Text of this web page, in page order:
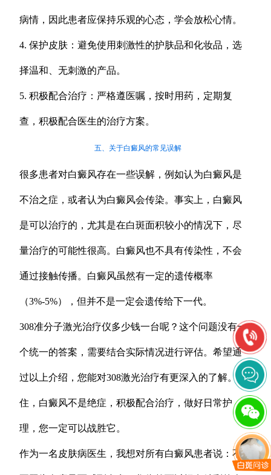
病情，因此患者应保持乐观的心态，学会放松心情。
4. 保护皮肤：避免使用刺激性的护肤品和化妆品，选
择温和、无刺激的产品。
5. 积极配合治疗：严格遵医嘱，按时用药，定期复
查，积极配合医生的治疗方案。
五、关于白癜风的常见误解
很多患者对白癜风存在一些误解，例如认为白癜风是
不治之症，或者认为白癜风会传染。事实上，白癜风
是可以治疗的，尤其是在白斑面积较小的情况下，尽
量治疗的可能性很高。白癜风也不具有传染性，不会
通过接触传播。白癜风虽然有一定的遗传概率
（3%-5%），但并不是一定会遗传给下一代。
308准分子激光治疗仪多少钱一台呢？这个问题没有一
个统一的答案，需要结合实际情况进行评估。希望通
过以上介绍，您能对308激光治疗有更深入的了解。记
住，白癜风不是绝症，积极配合治疗，做好日常护
理，您一定可以战胜它。
作为一名皮肤病医生，我想对所有白癜风患者说：不